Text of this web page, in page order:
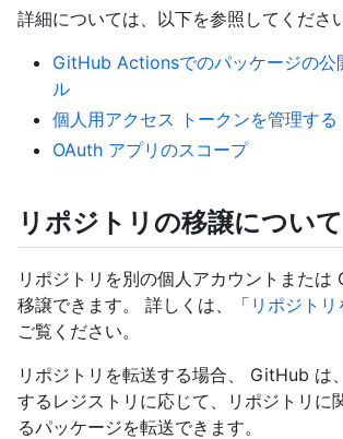
詳細については、以下を参照してください
GitHub Actionsでのパッケージの公
ル
個人用アクセス トークンを管理する
OAuth アプリのスコープ
リポジトリの移譲について
リポジトリを別の個人アカウントまた
移譲できます。 詳しくは、「 リポジト
ご覧ください。
リポジトリを転送する場合、 GitHub は
するレジストリに応じて、リポジトリに
るパッケージを転送できます。